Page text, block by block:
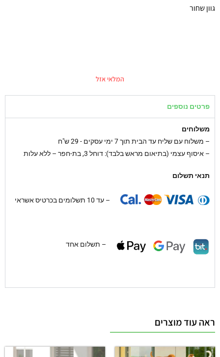
גוון שחור
המלאי אזל
פרטים נוספים
משלוחים
– משלוח עם שליח עד הבית תוך 7 ימי עסקים - 29 ש"ח
– איסוף עצמי (בתיאום מראש בלבד): דוחל 3, בת-חפר – ללא עלות
תנאי תשלום
– עד 10 תשלומים בכרטיס אשראי
– תשלום אחד
ראה עוד מוצרים